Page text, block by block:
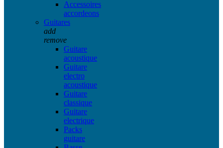
Accessoires
accordeons
Guitares
add
remove
Guitare
acoustique
Guitare
electro
acoustique
Guitare
classique
Guitare
electrique
Packs
guitare